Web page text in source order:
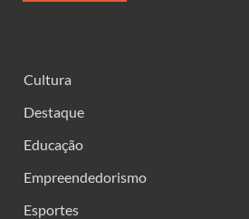
Cultura
Destaque
Educação
Empreendedorismo
Esportes